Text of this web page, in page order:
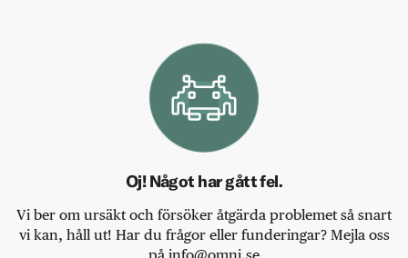
Oj! Något har gått fel.
Vi ber om ursäkt och försöker åtgärda problemet så snart
vi kan, håll ut! Har du frågor eller funderingar? Mejla oss